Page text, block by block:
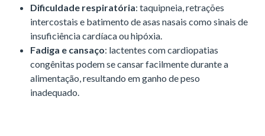
Dificuldade respiratória: taquipneia, retrações
intercostais e batimento de asas nasais como sinais de
insuficiência cardíaca ou hipóxia.
Fadiga e cansaço: lactentes com cardiopatias
congênitas podem se cansar facilmente durante a
alimentação, resultando em ganho de peso
inadequado.